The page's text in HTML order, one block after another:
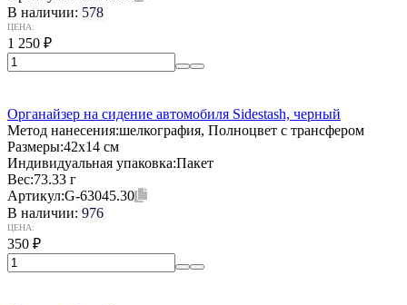
В наличии: 578
ЦЕНА:
1 250 ₽
Органайзер на сидение автомобиля Sidestash, черный
Метод нанесения:шелкография, Полноцвет с трансфером
Размеры:42х14 см
Индивидуальная упаковка:Пакет
Вес:73.33 г
Артикул:G-63045.30
В наличии: 976
ЦЕНА:
350 ₽